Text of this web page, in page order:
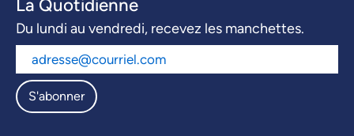
La Quotidienne
Du lundi au vendredi, recevez les manchettes.
S'abonner